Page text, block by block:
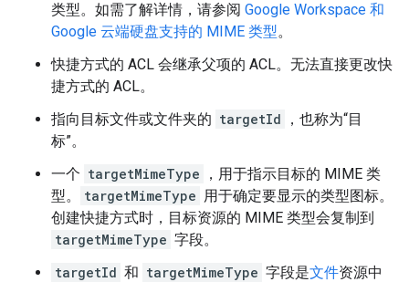
类型。如需了解详情，请参阅 Google Workspace 和
Google 云端硬盘支持的 MIME 类型。
快捷方式的 ACL 会继承父项的 ACL。无法直接更改快
捷方式的 ACL。
指向目标文件或文件夹的 targetId
，也称为“目
标”。
一个 targetMimeType
，用于指示目标的 MIME 类
型。
targetMimeType 用于确定要显示的类型图标。
创建快捷方式时，目标资源的 MIME 类型会复制到
targetMimeType 字段。
targetId 和 targetMimeType 字段是文件资源中